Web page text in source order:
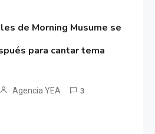
de Morning Musume se
para cantar tema
Agencia YEA 3